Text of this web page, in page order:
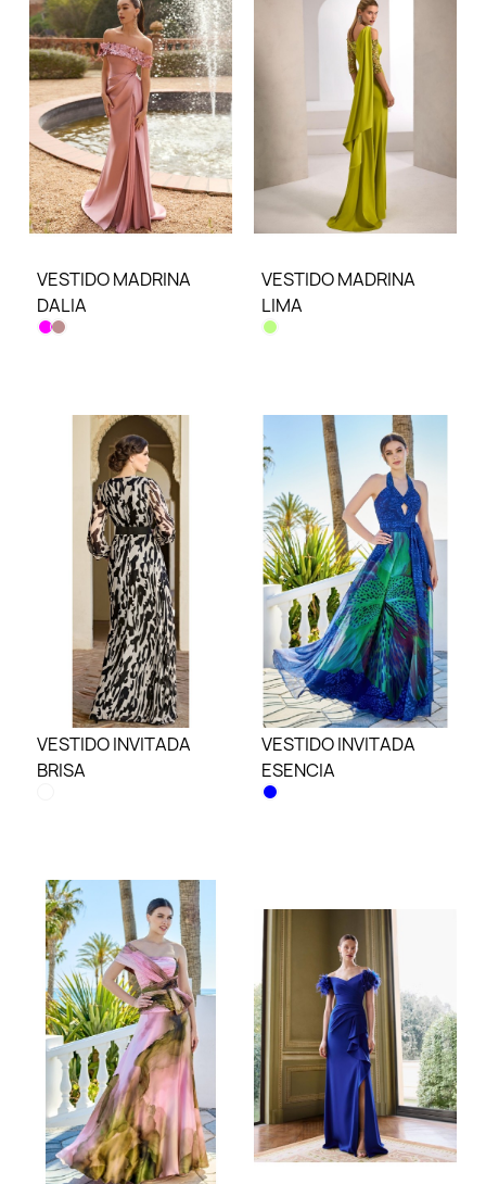
VESTIDO MADRINA
DALIA
VESTIDO MADRINA
LIMA
VESTIDO INVITADA
BRISA
VESTIDO INVITADA
ESENCIA